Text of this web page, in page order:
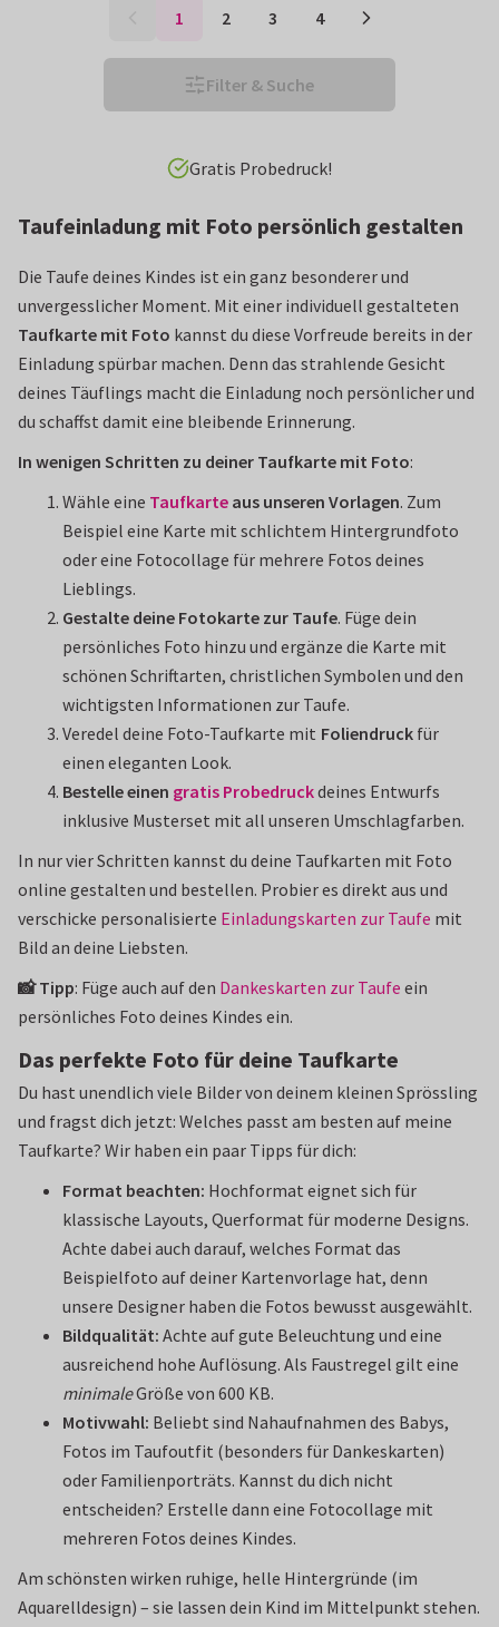
1 2 3 4
Filter & Suche
Taufeinladung mit Foto persönlich gestalten
Die Taufe deines Kindes ist ein ganz besonderer und
unvergesslicher Moment. Mit einer individuell gestalteten
Taufkarte mit Foto kannst du diese Vorfreude bereits in der
Einladung spürbar machen. Denn das strahlende Gesicht
deines Täuflings macht die Einladung noch persönlicher und
du schaffst damit eine bleibende Erinnerung.
In wenigen Schritten zu deiner Taufkarte mit Foto:
Wähle eine Taufkarte aus unseren Vorlagen. Zum
Beispiel eine Karte mit schlichtem Hintergrundfoto
oder eine Fotocollage für mehrere Fotos deines
Lieblings.
Gestalte deine Fotokarte zur Taufe. Füge dein
persönliches Foto hinzu und ergänze die Karte mit
schönen Schriftarten, christlichen Symbolen und den
wichtigsten Informationen zur Taufe.
Veredel deine Foto-Taufkarte mit Foliendruck für
einen eleganten Look.
Bestelle einen gratis Probedruckdeines Entwurfs
inklusive Musterset mit all unseren Umschlagfarben.
In nur vier Schritten kannst du deine Taufkarten mit Foto
online gestalten und bestellen. Probier es direkt aus und
verschicke personalisierte Einladungskarten zur Taufe mit
Bild an deine Liebsten.
📸 Tipp: Füge auch auf den Dankeskarten zur Taufe ein
persönliches Foto deines Kindes ein.
Das perfekte Foto für deine Taufkarte
Du hast unendlich viele Bilder von deinem kleinen Sprössling
und fragst dich jetzt: Welches passt am besten auf meine
Taufkarte? Wir haben ein paar Tipps für dich:
Format beachten: Hochformat eignet sich für
klassische Layouts, Querformat für moderne Designs.
Achte dabei auch darauf, welches Format das
Beispielfoto auf deiner Kartenvorlage hat, denn
unsere Designer haben die Fotos bewusst ausgewählt.
Bildqualität: Achte auf gute Beleuchtung und eine
ausreichend hohe Auflösung. Als Faustregel gilt eine
minimaleGröße von 600 KB.
Motivwahl: Beliebt sind Nahaufnahmen des Babys,
Fotos im Taufoutfit (besonders für Dankeskarten)
oder Familienporträts. Kannst du dich nicht
entscheiden? Erstelle dann eine Fotocollage mit
mehreren Fotos deines Kindes.
Am schönsten wirken ruhige, helle Hintergründe (im
Aquarelldesign) – sie lassen dein Kind im Mittelpunkt stehen.